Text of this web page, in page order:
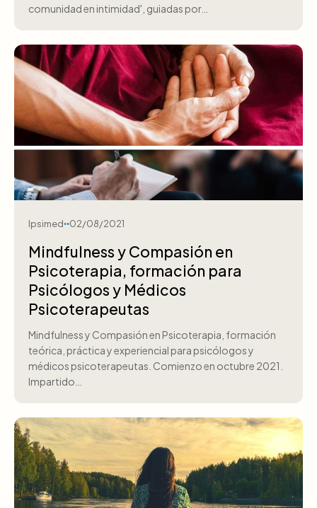
comunidad en intimidad', guiadas por…
Ipsimed 02/08/2021
Mindfulness y Compasión en
Psicoterapia, formación para
Psicólogos y Médicos
Psicoterapeutas
Mindfulness y Compasión en Psicoterapia, formación
teórica, práctica y experiencial para psicólogos y
médicos psicoterapeutas. Comienzo en octubre 2021.
Impartido…